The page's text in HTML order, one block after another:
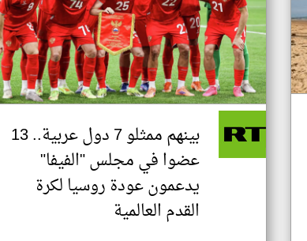
بينهم ممثلو 7 دول عربية.. 13
عضوا في مجلس "الفيفا"
يدعمون عودة روسيا لكرة
القدم العالمية